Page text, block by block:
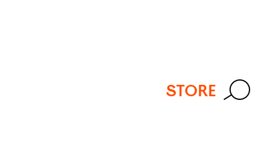
STORE